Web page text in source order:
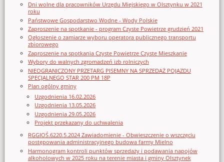
Dni wolne dla pracowników Urzędu Miejskiego w Olsztynku w 2021
roku
Państwowe Gospodarstwo Wodne - Wody Polskie
Zaproszenie na spotkanie - program Czyste Powietrze grudzień 2021
Ogłoszenie o zamiarze wyboru operatora publicznego transportu
zbiorowego
Zaproszenie na spotkania Czyste Powietrze Czyste Mieszkanie
Wybory do walnych zgromadzeń izb rolniczych
NIEOGRANICZONY PRZETARG PISEMNY NA SPRZEDAŻ POJAZDU
SPECJALNEGO STAR 200 PM 18P
Plan ogólny gminy
Uzgodnienia 16.02.2026
Uzgodnienia 13.05.2026
Uzgodnienia 29.05.2026
Projekt przekazany do uchwalenia
RGGIOŚ.6220.5.2024 Zawiadomienie - Obwieszczenie o wszczęciu
postępowania administracyjnego budowa farmy Mielno
Harmonogram kontroli punktów sprzedaży i podawania napojów
alkoholowych w 2025 roku na terenie miasta i gminy Olsztynek